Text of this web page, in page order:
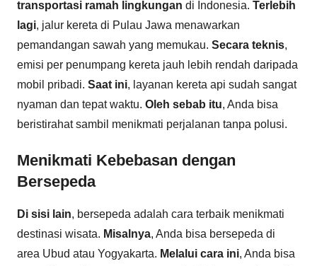
transportasi ramah lingkungan di Indonesia. Terlebih
lagi, jalur kereta di Pulau Jawa menawarkan
pemandangan sawah yang memukau. Secara teknis,
emisi per penumpang kereta jauh lebih rendah daripada
mobil pribadi. Saat ini, layanan kereta api sudah sangat
nyaman dan tepat waktu. Oleh sebab itu, Anda bisa
beristirahat sambil menikmati perjalanan tanpa polusi.
Menikmati Kebebasan dengan
Bersepeda
Di sisi lain, bersepeda adalah cara terbaik menikmati
destinasi wisata. Misalnya, Anda bisa bersepeda di
area Ubud atau Yogyakarta. Melalui cara ini, Anda bisa